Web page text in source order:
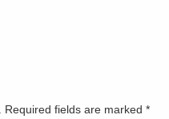
fields are marked *